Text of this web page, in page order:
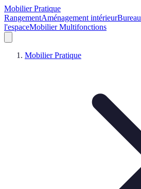
Mobilier Pratique
RangementAménagement intérieurBureau
l'espaceMobilier Multifonctions
Mobilier Pratique